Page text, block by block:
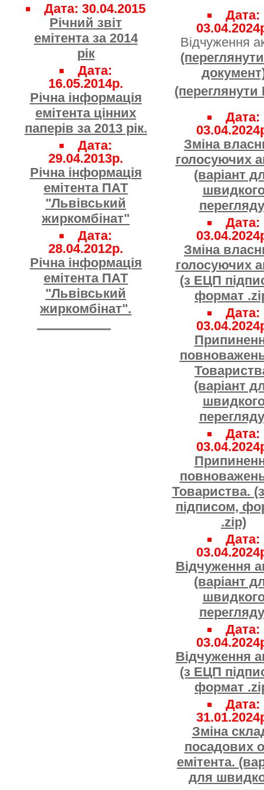
Дата: 30.04.2015
Річний звіт
емітента за 2014
рік
Дата:
16.05.2014р.
Річна інформація
емітента цінних
паперів за 2013 рік.
Дата:
29.04.2013р.
Річна інформація
емітента ПАТ
"Львівський
жиркомбінат"
Дата:
28.04.2012р.
Річна інформація
емітента ПАТ
"Львівський
жиркомбінат".
Дата:
Відчуження
Дата:
Зміна
голосуючих
(варіант
Дата:
Зміна
голосуючих
(з ЕЦП
формат
Дата:
(варіант
Дата:
Товариства.
підписом,
.zip)
Дата:
Відчуження
(варіант
Дата:
Відчуження
(з ЕЦП
формат
Дата:
Зміна
посадових
емітента.
для